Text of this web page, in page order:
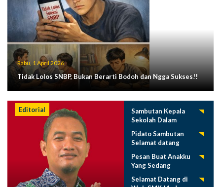
Rabu, 1 April 2026
Tidak Lolos SNBP, Bukan Berarti Bodoh dan Ngga Sukses!!
Editorial
Sambutan Kepala
Sekolah Dalam
Pelepasan Siswa
Tahun 2025
Pidato Sambutan
Selamat datang
Muda 2025-2026
Pesan Buat Anakku
Yang Sedang
Selamat Datang di